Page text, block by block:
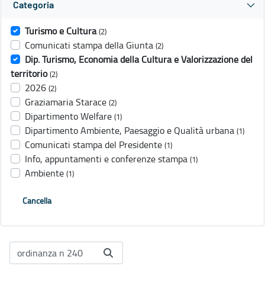
Categoria
Turismo e Cultura (2)
Comunicati stampa della Giunta (2)
Dip. Turismo, Economia della Cultura e Valorizzazione del
territorio (2)
2026 (2)
Graziamaria Starace (2)
Dipartimento Welfare (1)
Dipartimento Ambiente, Paesaggio e Qualità urbana (1)
Comunicati stampa del Presidente (1)
Info, appuntamenti e conferenze stampa (1)
Ambiente (1)
Cancella